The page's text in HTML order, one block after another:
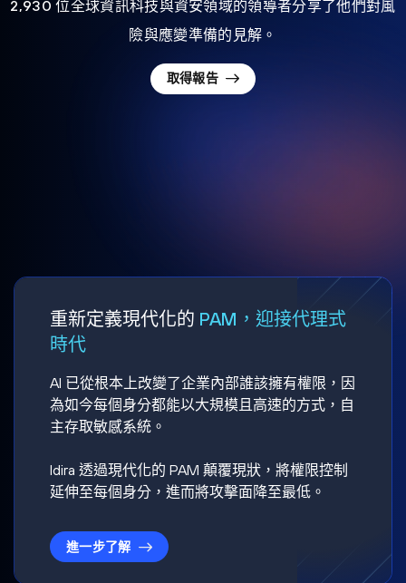
2,930 位全球資訊科技與資安領域的領導者分享了他們對風
險與應變準備的見解。
取得報告
重新定義現代化的 PAM，迎接代理式
時代
AI 已從根本上改變了企業內部誰該擁有權限，因
為如今每個身分都能以大規模且高速的方式，自
主存取敏感系統。
Idira 透過現代化的 PAM 顛覆現狀，將權限控制
延伸至每個身分，進而將攻擊面降至最低。
進一步了解